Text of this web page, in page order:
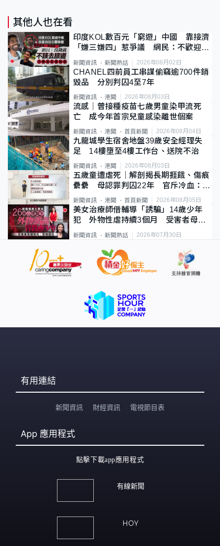
其他人也在看
印度KOL數百元「窮遊」中國 靠接濟
「嫌三嫌四」惹爭議 網民：不歡迎劣
質旅客
新聞資訊 新聞熱話 2026年08月02日
CHANEL四前員工串謀偷竊逾700件銷
毀品 分別判囚4至7年
新聞資訊 港聞 2026年08月03日
流感｜曾接種疫苗七歲男童染甲流死
亡 成今年首宗兒童感染離世個案
新聞資訊 港聞 首頁新聞 2026年08月04日
九龍城學生宿舍地盤39歲安全經理失
足 14樓墮至4樓工作台、送院不治
新聞資訊 港聞 2026年08月03日
五歲童遭虐死｜解剖揭長期捱餓、傷痕
纍纍 母認罪判囚22年 官斥冷血：同
類案最惡劣
新聞資訊 港聞 首頁新聞 2026年08月05日
美女治療師借輔導「誘騙」14歲少年
犯 外物性虐持續3個月 受害者母：
要保護其他人
新聞資訊 新聞熱話 2026年07月30日
有用連結
新聞資訊 財經資訊 電視節目表
App 應用程式
點擊下載app應用程式
有線新聞
HOY